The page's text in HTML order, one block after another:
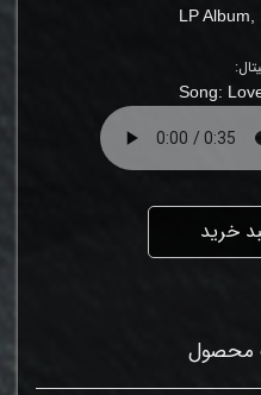
LP Album,
Song:
خرید